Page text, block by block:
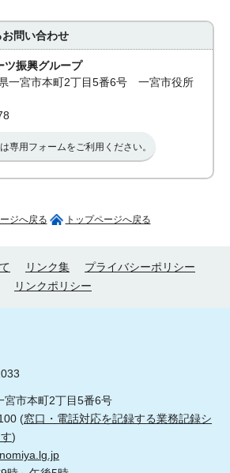
お問い合わせ
振興グループ
一宮市本町2丁目5番6号 一宮市役所
専用フォームをご利用ください。
ジへ戻る トップページへ戻る
リンク集
プライバシーポリシー
リンクポリシー
市本町2丁目5番6号
(窓口・電話対応を記録する業務記録シ
)